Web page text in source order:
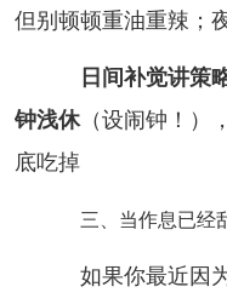
但别顿顿重油重辣；
日间补觉讲策
钟浅休（设闹钟！）
底吃掉
三、当作息已经
如果你最近因为